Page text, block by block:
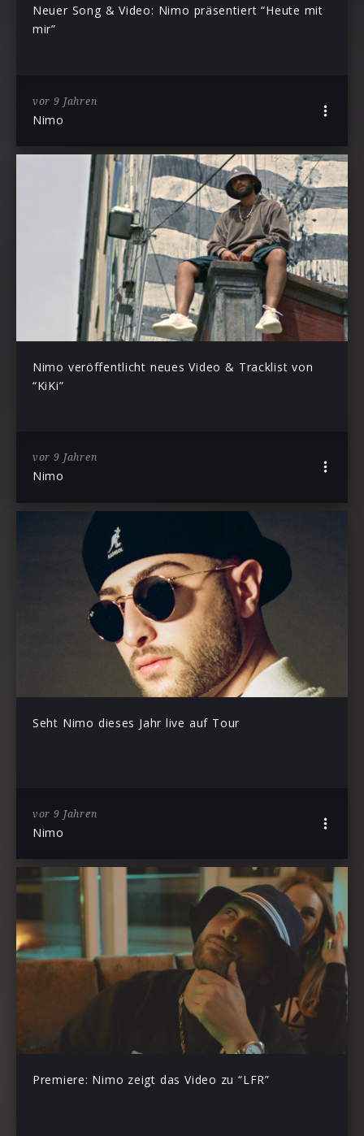
Neuer Song & Video: Nimo präsentiert “Heute mit
mir”
vor 9 Jahren
Nimo
Nimo veröffentlicht neues Video & Tracklist von
“KiKi”
vor 9 Jahren
Nimo
Seht Nimo dieses Jahr live auf Tour
vor 9 Jahren
Nimo
Premiere: Nimo zeigt das Video zu “LFR”